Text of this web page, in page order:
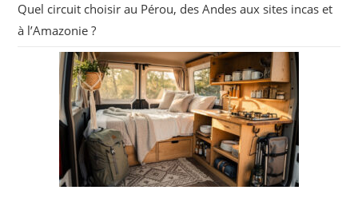
Quel circuit choisir au Pérou, des Andes aux sites incas et
à l’Amazonie ?